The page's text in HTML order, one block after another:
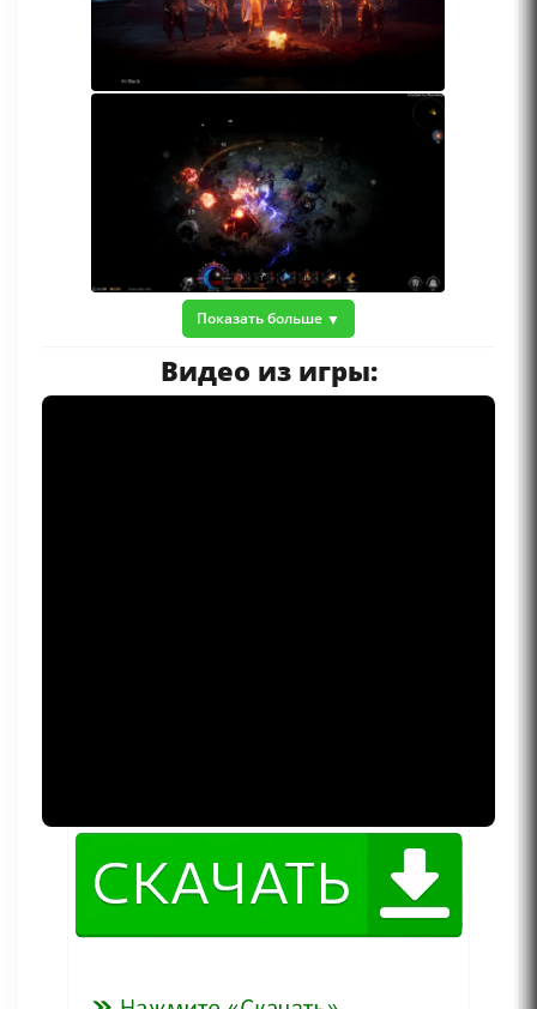
Показать больше
Видео из игры: